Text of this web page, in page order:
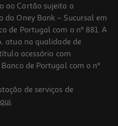
ao Cartão sujeita a
do Oney Bank – Sucursal em
de Portugal com o nº 881. A
atua na qualidade de
acessório com
de Portugal com o nº
de serviços de
.